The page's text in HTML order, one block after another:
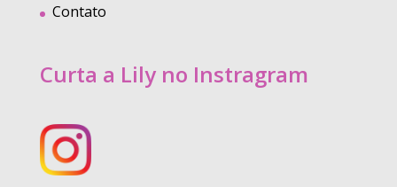
Contato
Curta a Lily no Instragram